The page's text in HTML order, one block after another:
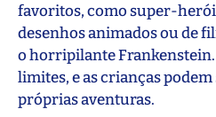
favoritos, como super-
desenhos animados ou de
o horripilante
limites, e as crianças
próprias aventuras.